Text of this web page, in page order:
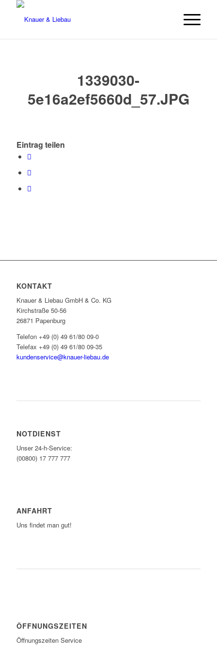
1339030-
5e16a2ef5660d_57.JPG
Eintrag teilen
KONTAKT
Knauer & Liebau GmbH & Co. KG
Kirchstraße 50-56
26871 Papenburg
Telefon +49 (0) 49 61/80 09-0
Telefax +49 (0) 49 61/80 09-35
kundenservice@knauer-liebau.de
NOTDIENST
Unser 24-h-Service:
(00800) 17 777 777
ANFAHRT
Uns findet man gut!
ÖFFNUNGSZEITEN
Öffnungszeiten Service